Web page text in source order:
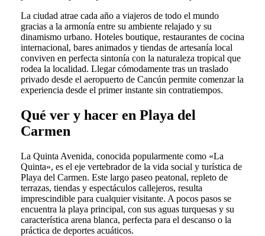
La ciudad atrae cada año a viajeros de todo el mundo
gracias a la armonía entre su ambiente relajado y su
dinamismo urbano. Hoteles boutique, restaurantes de cocina
internacional, bares animados y tiendas de artesanía local
conviven en perfecta sintonía con la naturaleza tropical que
rodea la localidad. Llegar cómodamente tras un traslado
privado desde el aeropuerto de Cancún permite comenzar la
experiencia desde el primer instante sin contratiempos.
Qué ver y hacer en Playa del
Carmen
La Quinta Avenida, conocida popularmente como «La
Quinta», es el eje vertebrador de la vida social y turística de
Playa del Carmen. Este largo paseo peatonal, repleto de
terrazas, tiendas y espectáculos callejeros, resulta
imprescindible para cualquier visitante. A pocos pasos se
encuentra la playa principal, con sus aguas turquesas y su
característica arena blanca, perfecta para el descanso o la
práctica de deportes acuáticos.